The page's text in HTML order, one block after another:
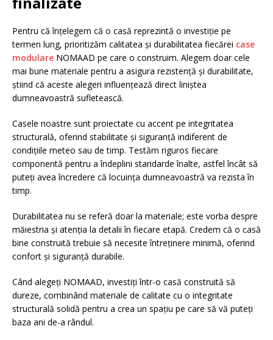
Pentru că înțelegem că o casă reprezintă o investiție pe
termen lung, prioritizăm calitatea și durabilitatea fiecărei case
modulare NOMAAD pe care o construim. Alegem doar cele
mai bune materiale pentru a asigura rezistență și durabilitate,
știind că aceste alegeri influențează direct liniștea
dumneavoastră sufletească.
Casele noastre sunt proiectate cu accent pe integritatea
structurală, oferind stabilitate și siguranță indiferent de
condițiile meteo sau de timp. Testăm riguros fiecare
componentă pentru a îndeplini standarde înalte, astfel încât să
puteți avea încredere că locuința dumneavoastră va rezista în
timp.
Durabilitatea nu se referă doar la materiale; este vorba despre
măiestria și atenția la detalii în fiecare etapă. Credem că o casă
bine construită trebuie să necesite întreținere minimă, oferind
confort și siguranță durabile.
Când alegeți NOMAAD, investiți într-o casă construită să
dureze, combinând materiale de calitate cu o integritate
structurală solidă pentru a crea un spațiu pe care să vă puteți
baza ani de-a rândul.